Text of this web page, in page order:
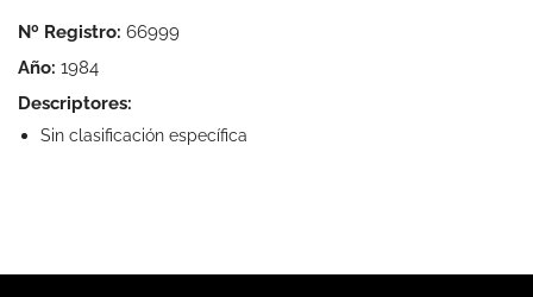
Nº Registro: 66999
Año: 1984
Descriptores:
Sin clasificación específica